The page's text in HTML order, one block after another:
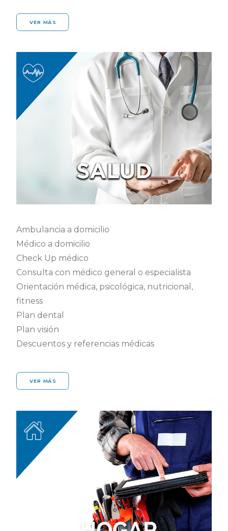
VER MÁS
Ambulancia a domicilio
Médico a domicilio
Check Up médico
Consulta con médico general o especialista
Orientación médica, psicológica, nutricional,
fitness
Plan dental
Plan visión
Descuentos y referencias médicas
VER MÁS